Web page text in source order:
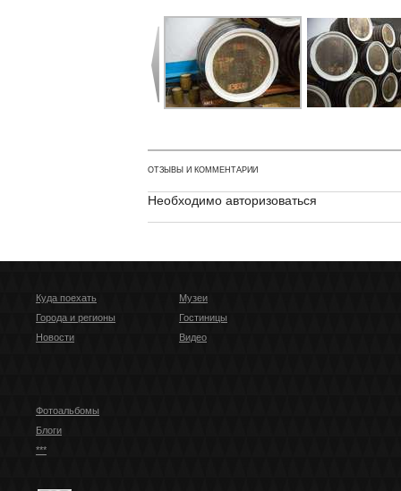
ОТЗЫВЫ И КОММЕНТАРИИ
Необходимо авторизоваться
Куда поехать
Города и регионы
Новости
Музеи
Гостиницы
Видео
Фотоальбомы
Блоги
***